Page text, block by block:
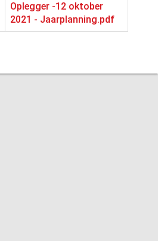
Oplegger -12 oktober
2021 - Jaarplanning.pdf